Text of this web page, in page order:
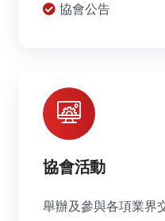
協會公告
協會活動
舉辦及參與各項業界